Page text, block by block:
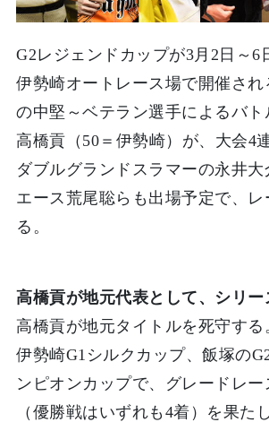
G2レジェンドカップが3月2日～6
伊勢崎オートレース場で開催され
の中堅～ベテラン選手によるバ
高橋貢（50＝伊勢崎）が、大会4
ダブルグランドスラマーの永井
エース荒尾聡らも出場予定で、
る。
高橋貢が地元代表として、シリー
高橋貢が地元タイトルを死守す
伊勢崎G1シルクカップ、飯塚の
ンピオンカップで、グレードレー
（優勝戦はいずれも4着）を果た